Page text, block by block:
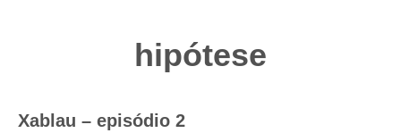
hipótese
Xablau – episódio 2